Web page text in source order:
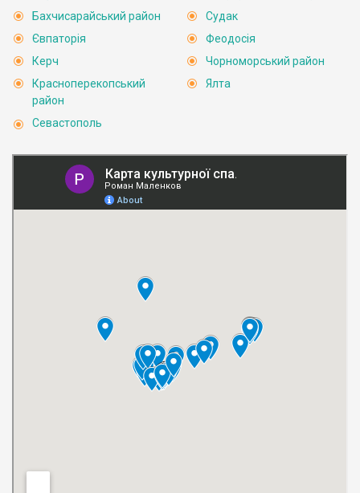
Бахчисарайський район
Євпаторія
Керч
Красноперекопський
район
Севастополь
Судак
Феодосія
Чорноморський район
Ялта